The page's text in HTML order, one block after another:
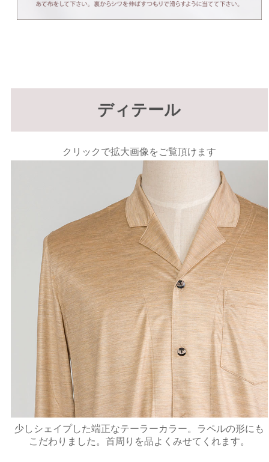
ディテール
クリックで拡大画像をご覧頂けます
少しシェイプした端正なテーラーカラー。ラペルの形にも
こだわりました。首周りを品よくみせてくれます。